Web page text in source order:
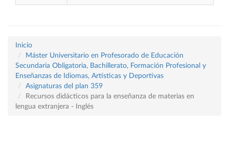
Inicio
Máster Universitario en Profesorado de Educación
Secundaria Obligatoria, Bachillerato, Formación Profesional y
Enseñanzas de Idiomas, Artísticas y Deportivas
Asignaturas del plan 359
Recursos didácticos para la enseñanza de materias en
lengua extranjera - Inglés